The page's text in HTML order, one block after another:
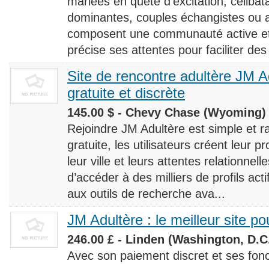
dominantes, couples échangistes ou
composent une communauté active
précise ses attentes pour faciliter
Site de rencontre adultère JM
gratuite et discrète
145.00 $ - Chevy Chase (Wyoming)
Rejoindre JM Adultère est simple et
gratuite, les utilisateurs créent leur
leur ville et leurs attentes
d’accéder à des milliers de profils
aux outils de recherche ava...
JM Adultère : le meilleur site
246.00 £ - Linden (Washington,
Avec son paiement discret et ses